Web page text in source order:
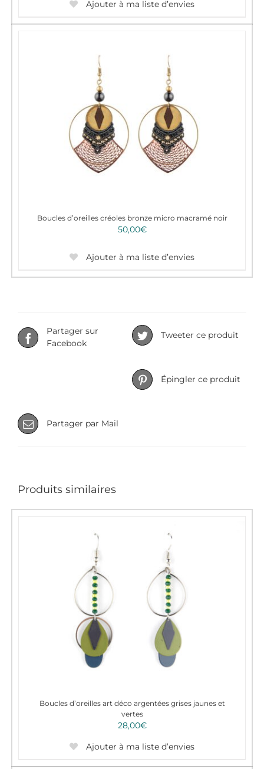
Ajouter à ma liste d’envies
Boucles d’oreilles créoles bronze micro macramé noir
50,00€
Ajouter à ma liste d’envies
Partager sur
Facebook
Tweeter ce produit
Épingler ce produit
Partager par Mail
Produits similaires
Boucles d’oreilles art déco argentées grises jaunes et
vertes
28,00€
Ajouter à ma liste d’envies